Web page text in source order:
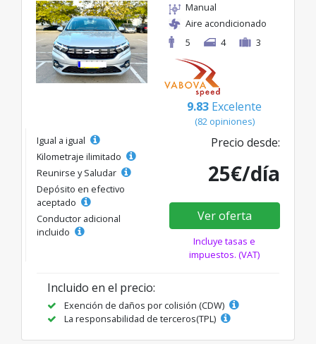
Manual
Aire acondicionado
5
4 3
9.83 Excelente
(82 opiniones)
Igual a igual
Kilometraje ilimitado
Reunirse y Saludar
Depósito en efectivo
aceptado
Conductor adicional
incluido
Precio desde:
25€/día
Ver oferta
Incluye tasas e
impuestos. (VAT)
Incluido en el precio:
Exención de daños por colisión (CDW)
La responsabilidad de terceros(TPL)